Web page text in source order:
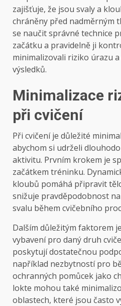
zajišťuje, že jsou svaly a
chráněny před nadměrným
se naučit správné technice
začátku a pravidelně ji
minimalizovali riziko úrazu
výsledků.
Minimalizace
při cvičení
Při cvičení je důležité
abychom si udrželi
aktivitu. Prvním krokem je
začátkem tréninku.
kloubů pomáhá připravit
snižuje pravděpodobnost
svalu během cvičebního
Dalším důležitým faktorem
vybavení pro daný druh
poskytují dostatečnou
například nezbytností pro
ochranných pomůcek jako
lokte mohou také
oblastech, které jsou často